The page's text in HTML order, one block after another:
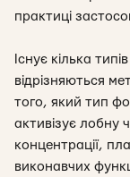
практиці
Існує кілька
відрізняються
того, який тип
активізує лобну
концентрації,
виконавчих